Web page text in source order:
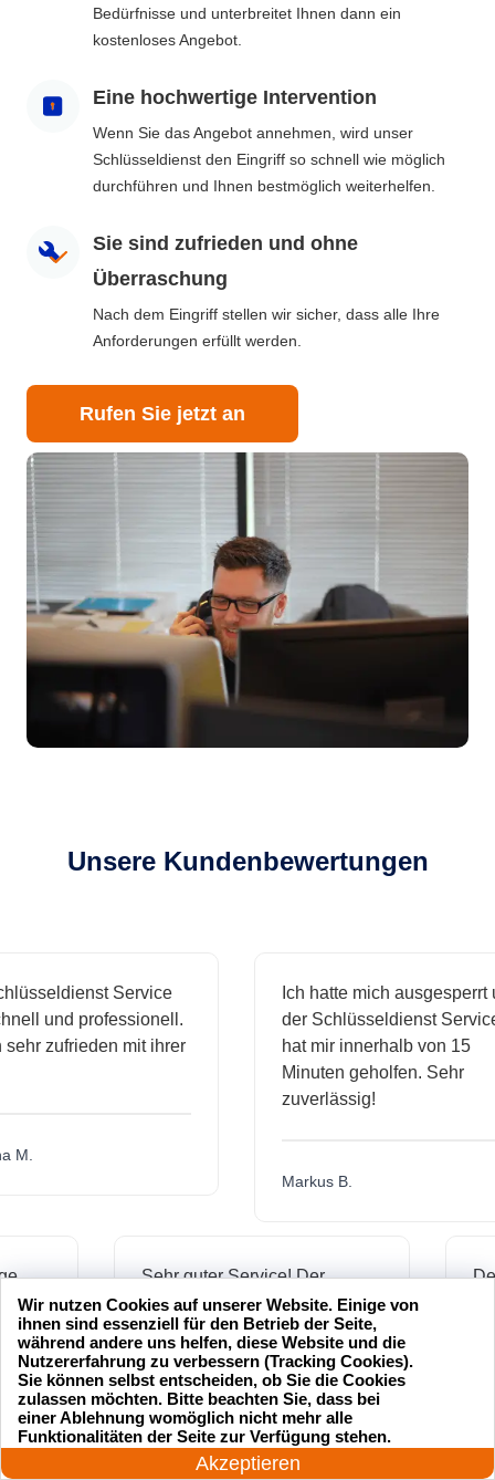
Bedürfnisse und unterbreitet Ihnen dann ein
kostenloses Angebot.
Eine hochwertige Intervention
Wenn Sie das Angebot annehmen, wird unser
Schlüsseldienst den Eingriff so schnell wie möglich
durchführen und Ihnen bestmöglich weiterhelfen.
Sie sind zufrieden und ohne
Überraschung
Nach dem Eingriff stellen wir sicher, dass alle Ihre
Anforderungen erfüllt werden.
Rufen Sie jetzt an
Unsere Kundenbewertungen
Service
und professionell.
zufrieden mit ihrer
Ich hatte mich ausgesperrt und
der Schlüsseldienst Service
hat mir innerhalb von 15
Minuten geholfen. Sehr
zuverlässig!
Markus B.
hat
Sehr guter Service! Der
Schlüsseldienst war freundlich
und hat mir schnell geholfen,
als ich meine Schlüssel
verloren hatte.
Jonas M.
24 Stunden am Tag
Akzeptieren
Wir nutzen Cookies auf unserer Website. Einige von
ihnen sind essenziell für den Betrieb der Seite,
während andere uns helfen, diese Website und die
Nutzererfahrung zu verbessern (Tracking Cookies).
Sie können selbst entscheiden, ob Sie die Cookies
zulassen möchten. Bitte beachten Sie, dass bei
einer Ablehnung womöglich nicht mehr alle
Funktionalitäten der Seite zur Verfügung stehen.